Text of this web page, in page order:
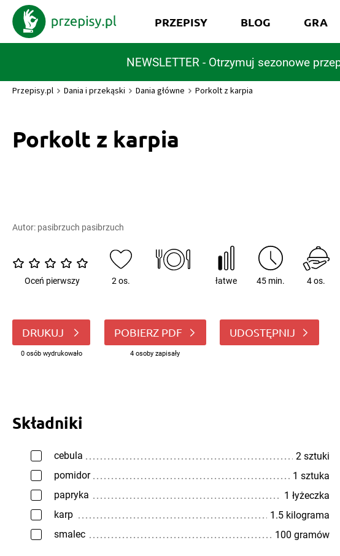
NEWSLETTER - Otrzymuj sezonowe
PRZEPISY BLOG GRA
Przepisy.pl Dania i przekąski Dania główne Porkolt z karpia
Porkolt z karpia
Autor: pasibrzuch pasibrzuch
Oceń pierwszy 2 os. łatwe 45 min. 4 os.
DRUKUJ
0 osób wydrukowało
POBIERZ PDF
4 osoby zapisały
UDOSTĘPNIJ
Składniki
cebula
2 sztuki
pomidor
1 sztuka
papryka
1 łyżeczka
karp
1.5 kilograma
smalec
100 gramów